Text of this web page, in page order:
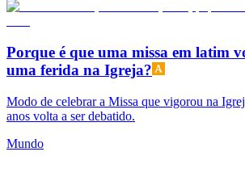
Porque é que uma missa em latim
uma ferida na Igreja?
Modo de celebrar a Missa que vigorou na
anos volta a ser debatido.
Mundo